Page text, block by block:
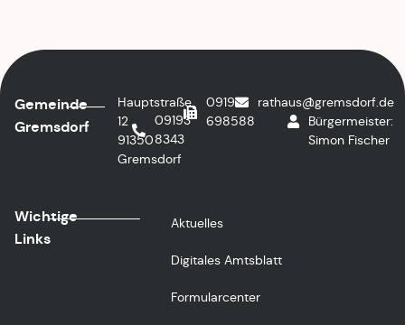
Gemeinde
Gremsdorf
Hauptstraße
12
91350
Gremsdorf
09193
8343
09193
698588
rathaus@gremsdorf.de
1.
Bürgermeister:
Simon Fischer
Wichtige
Links
Aktuelles
Digitales Amtsblatt
Formularcenter